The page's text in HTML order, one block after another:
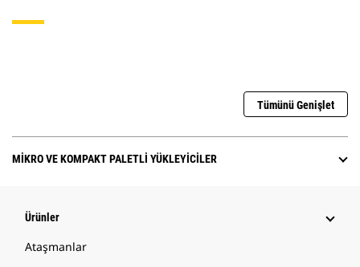
Tümünü Genişlet
MIKRO VE KOMPAKT PALETLI YÜKLEYICILER
Ürünler
Ataşmanlar